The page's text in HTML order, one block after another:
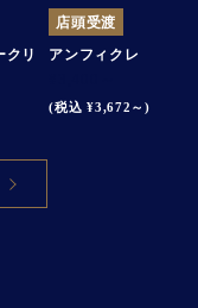
クリ
店頭受渡
アンフィクレ
(税込 ¥3,672～)